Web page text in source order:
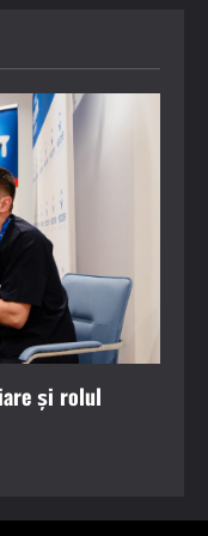
și rolul